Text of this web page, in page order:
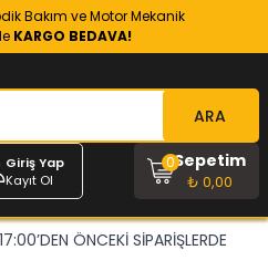
Bakım ve Motor Mekanik
KARGO BEDAVA!
ARA
Giriş Yap
Kayıt Ol
Sepetim
₺ 0,00
0
ÖNCEKİ SİPARİŞLERDE